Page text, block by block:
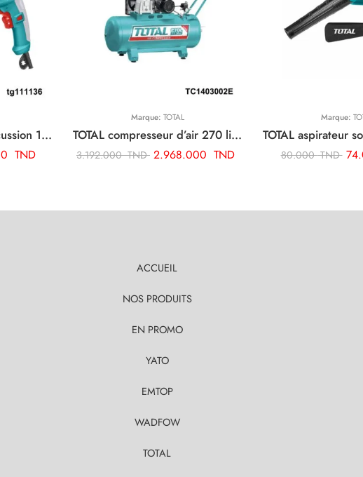
TOTAL perceuse a percussion 13mm-1010w TG111136
TND
Marque: TOTAL
TOTAL compresseur d’air 270 litre TC1403002E
3.192.000TND 2.968.000 TND
Marque:
80.000TND
ACCUEIL
NOS PRODUITS
EN PROMO
YATO
EMTOP
WADFOW
TOTAL